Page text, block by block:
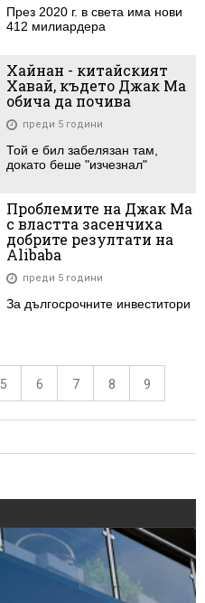
През 2020 г. в света има нови
412 милиардера
Хайнан - китайският
Хавай, където Джак Ма
обича да почива
преди 5 години
Той е бил забелязан там,
докато беше "изчезнал"
Проблемите на Джак Ма
с властта засенчиха
добрите резултати на
Alibaba
преди 5 години
За дългосрочните инвеститори
5 6 7 8 9